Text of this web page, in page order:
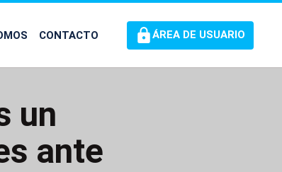
CONTACTO ÁREA DE USUARIO
un
ante